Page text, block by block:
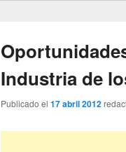
Industria de
Publicado el17 abril 2012